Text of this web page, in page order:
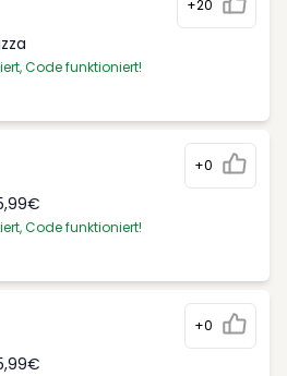
+20
Code funktioniert!
+0
Code funktioniert!
+0